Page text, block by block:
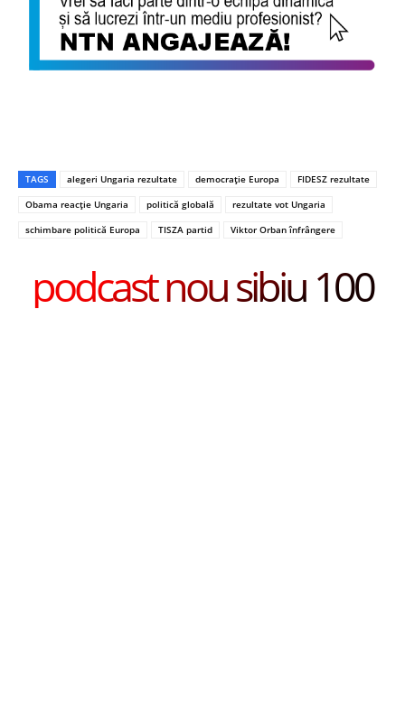
TAGS alegeri Ungaria rezultate democrație Europa
FIDESZ rezultate
Obama reacție Ungaria
politică globală
rezultate vot Ungaria
schimbare politică Europa
TISZA partid Viktor Orban înfrângere
podcast nou sibiu 100